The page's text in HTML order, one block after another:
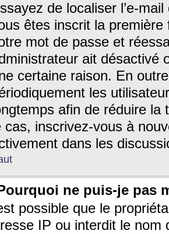
de localiser l’e-
êtes inscrit la première
mot de passe et
ait désactivé
certaine raison. En
les
afin de réduire la
cas, inscrivez-vous à
dans les
ne puis-je pas
possible que le
IP ou interdit le nom